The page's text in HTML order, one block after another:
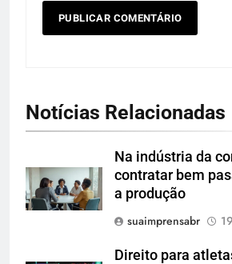
Notícias Relacionadas
Na indústria da
contratar bem
a produção
suaimprensabr
Direito para